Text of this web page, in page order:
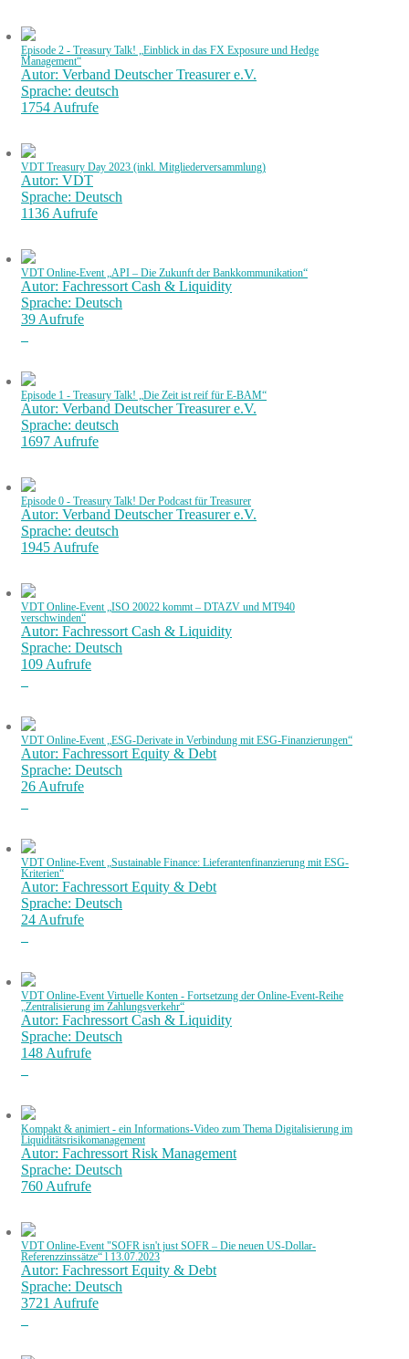
Episode 2 - Treasury Talk! „Einblick in das FX Exposure und Hedge
Management“
Autor: Verband Deutscher Treasurer e.V.
Sprache: deutsch
1754 Aufrufe
VDT Treasury Day 2023 (inkl. Mitgliederversammlung)
Autor: VDT
Sprache: Deutsch
1136 Aufrufe
VDT Online-Event „API – Die Zukunft der Bankkommunikation“
Autor: Fachressort Cash & Liquidity
Sprache: Deutsch
39 Aufrufe
Episode 1 - Treasury Talk! „Die Zeit ist reif für E-BAM“
Autor: Verband Deutscher Treasurer e.V.
Sprache: deutsch
1697 Aufrufe
Episode 0 - Treasury Talk! Der Podcast für Treasurer
Autor: Verband Deutscher Treasurer e.V.
Sprache: deutsch
1945 Aufrufe
VDT Online-Event „ISO 20022 kommt – DTAZV und MT940
verschwinden“
Autor: Fachressort Cash & Liquidity
Sprache: Deutsch
109 Aufrufe
VDT Online-Event „ESG-Derivate in Verbindung mit ESG-Finanzierungen“
Autor: Fachressort Equity & Debt
Sprache: Deutsch
26 Aufrufe
VDT Online-Event „Sustainable Finance: Lieferantenfinanzierung mit ESG-
Kriterien“
Autor: Fachressort Equity & Debt
Sprache: Deutsch
24 Aufrufe
VDT Online-Event Virtuelle Konten - Fortsetzung der Online-Event-Reihe
„Zentralisierung im Zahlungsverkehr“
Autor: Fachressort Cash & Liquidity
Sprache: Deutsch
148 Aufrufe
Kompakt & animiert - ein Informations-Video zum Thema Digitalisierung im
Liquiditätsrisikomanagement
Autor: Fachressort Risk Management
Sprache: Deutsch
760 Aufrufe
VDT Online-Event "SOFR isn't just SOFR – Die neuen US-Dollar-
Referenzzinssätze“ l 13.07.2023
Autor: Fachressort Equity & Debt
Sprache: Deutsch
3721 Aufrufe